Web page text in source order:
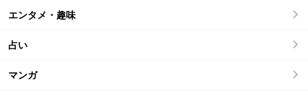
エンタメ・趣味
占い
マンガ